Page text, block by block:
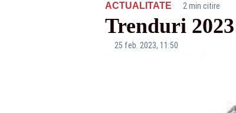
ACTUALITATE· 2 min citire
Trenduri
25 feb. 2023, 11:50